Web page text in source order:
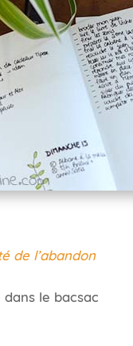
de l’abandon
le bacsac